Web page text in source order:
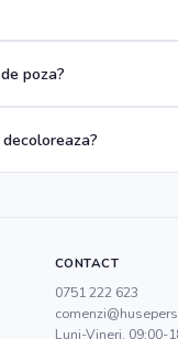
poza?
CONTACT
0751 222 623
Luni-Vineri, 09:00-